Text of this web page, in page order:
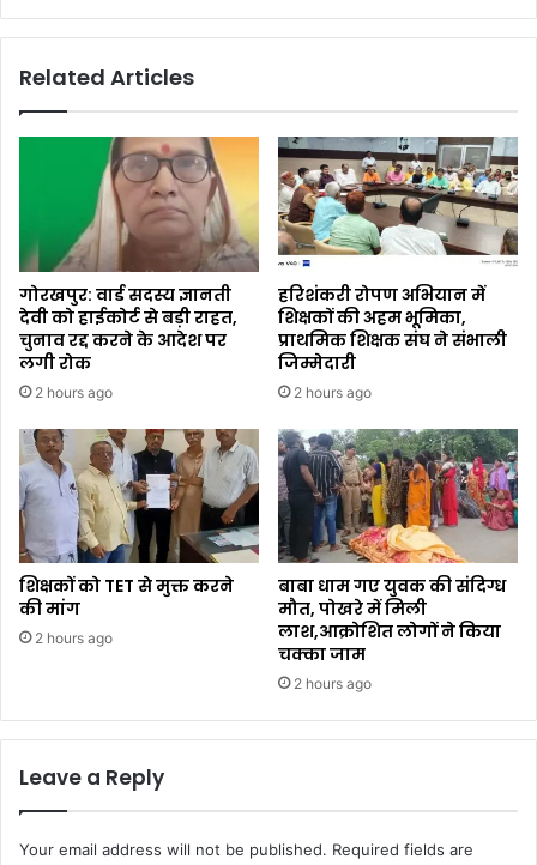
Related Articles
गोरखपुर: वार्ड सदस्य ज्ञानती
देवी को हाईकोर्ट से बड़ी राहत,
चुनाव रद्द करने के आदेश पर
लगी रोक
2 hours ago
हरिशंकरी रोपण अभियान में
शिक्षकों की अहम भूमिका,
प्राथमिक शिक्षक संघ ने संभाली
जिम्मेदारी
2 hours ago
शिक्षकों को TET से मुक्त करने
की मांग
2 hours ago
बाबा धाम गए युवक की संदिग्ध
मौत, पोखरे में मिली
लाश,आक्रोशित लोगों ने किया
चक्का जाम
2 hours ago
Leave a Reply
Your email address will not be published. Required fields are